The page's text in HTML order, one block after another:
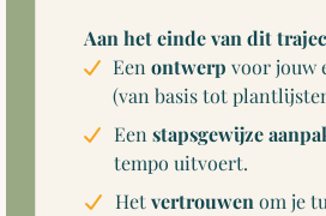
Aan het einde van dit
Een ontwerp voor jouw
(van basis tot
Een stapsgewijze
tempo uitvoert.
Hetvertrouwen om je